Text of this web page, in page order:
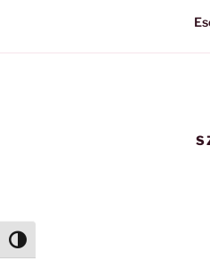
Nagy kontraszt váltása